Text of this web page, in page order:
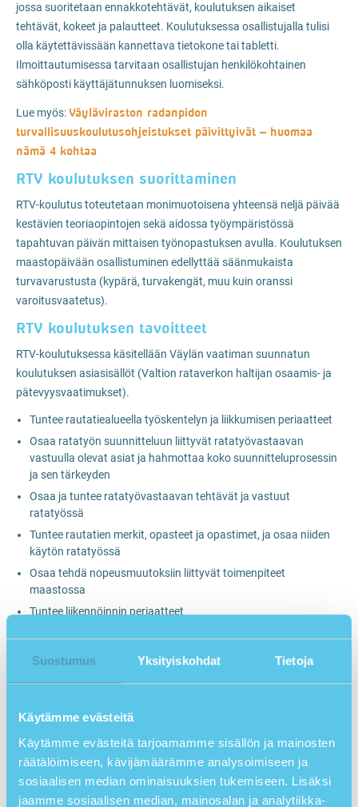
Suostumus Yksityiskohdat Tietoja
Käytämme evästeitä
Käytämme evästeitä tarjoamamme sisällön ja mainosten
räätälöimiseen, kävijämäärämme analysoimiseen ja
sosiaalisen median ominaisuuksien tukemiseen. Lisäksi
jaamme sosiaalisen median, mainosalan ja analytiikka-
jossa suoritetaan ennakkotehtävät, koulutuksen aikaiset
tehtävät, kokeet ja palautteet. Koulutuksessa osallistujalla tulisi
olla käytettävissään kannettava tietokone tai tabletti.
Ilmoittautumisessa tarvitaan osallistujan henkilökohtainen
sähköposti käyttäjätunnuksen luomiseksi.
Lue myös:Väyläviraston radanpidon
turvallisuuskoulutusohjeistukset päivittyivät – huomaa
nämä 4 kohtaa
RTV koulutuksen suorittaminen
RTV-koulutus toteutetaan monimuotoisena yhteensä neljä päivää
kestävien teoriaopintojen sekä aidossa työympäristössä
tapahtuvan päivän mittaisen työnopastuksen avulla. Koulutuksen
maastopäivään osallistuminen edellyttää säänmukaista
turvavarustusta (kypärä, turvakengät, muu kuin oranssi
varoitusvaatetus).
RTV koulutuksen tavoitteet
RTV-koulutuksessa käsitellään Väylän vaatiman suunnatun
koulutuksen asiasisällöt (Valtion rataverkon haltijan osaamis- ja
pätevyysvaatimukset).
Tuntee rautatiealueella työskentelyn ja liikkumisen periaatteet
Osaa ratatyön suunnitteluun liittyvät ratatyövastaavan
vastuulla olevat asiat ja hahmottaa koko suunnitteluprosessin
ja sen tärkeyden
Osaa ja tuntee ratatyövastaavan tehtävät ja vastuut
ratatyössä
Tuntee rautatien merkit, opasteet ja opastimet, ja osaa niiden
käytön ratatyössä
Osaa tehdä nopeusmuutoksiin liittyvät toimenpiteet
maastossa
Tuntee liikennöinnin periaatteet
asioissa
Osaa käyttää viestintävälineitä ja järjestelmiä sekä hallitsee
viestinnän
Osaa tehdä maastossa ratatyön suojaamiseksi tarvittavat
toimenpiteet
Osaa ohjata ja valvoa työkoneiden ja liikkuvan kaluston
käyttöä ratatyöalueilla